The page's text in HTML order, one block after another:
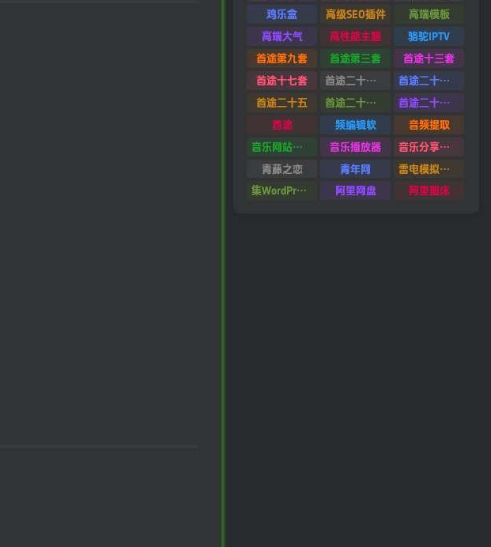
鸡乐盒
高级SEO插件
高端模板
高端大气
高性能主题
骆驼IPTV
首途第九套
首途第三套
首途十三套
首途十七套
首途二十四套
首途二十六套
首途二十五
首途二十二套
首途二十一套
首途
频编辑软
音频提取
音乐网站源码
音乐播放器
音乐分享平台源码
青藤之恋
青年网
雷电模拟器9.0
集WordPress集插件
阿里网盘 阿里图床